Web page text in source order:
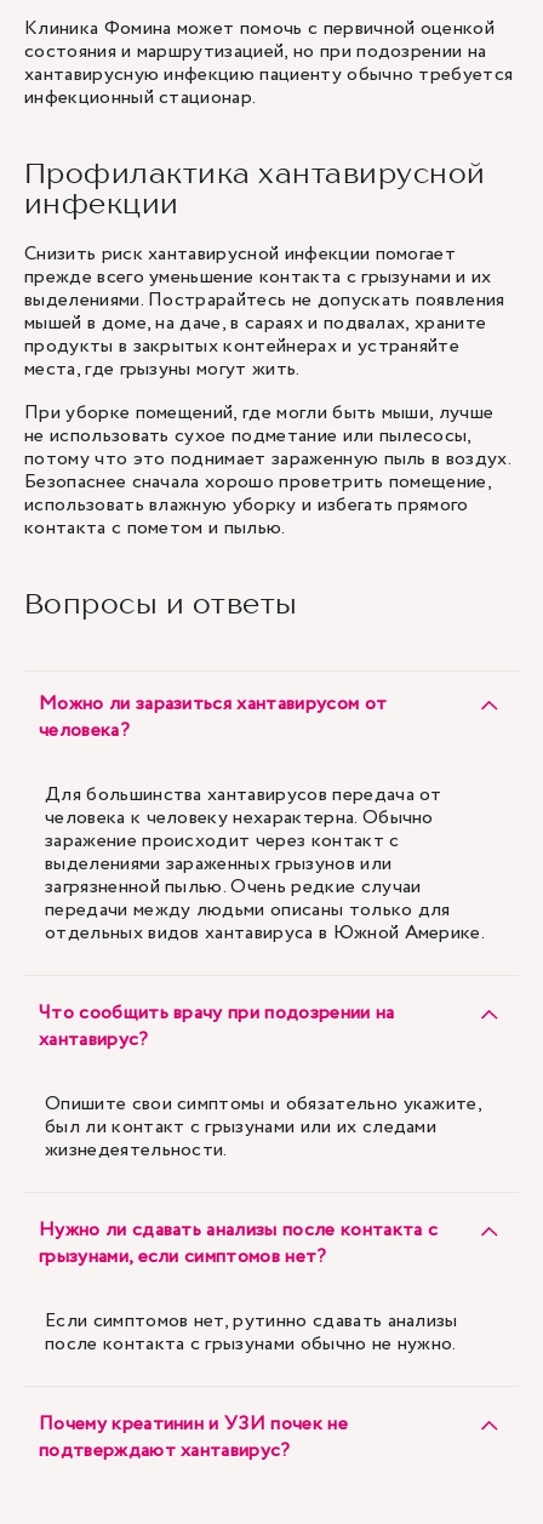
Клиника Фомина может помочь с первичной оценкой
состояния и маршрутизацией, но при подозрении на
хантавирусную инфекцию пациенту обычно требуется
инфекционный стационар.
Профилактика хантавирусной
инфекции
Снизить риск хантавирусной инфекции помогает
прежде всего уменьшение контакта с грызунами и их
выделениями. Пострарайтесь не допускать появления
мышей в доме, на даче, в сараях и подвалах, храните
продукты в закрытых контейнерах и устраняйте
места, где грызуны могут жить.
При уборке помещений, где могли быть мыши, лучше
не использовать сухое подметание или пылесосы,
потому что это поднимает зараженную пыль в воздух.
Безопаснее сначала хорошо проветрить помещение,
использовать влажную уборку и избегать прямого
контакта с пометом и пылью.
Вопросы и ответы
Можно ли заразиться хантавирусом от
человека?
Для большинства хантавирусов передача от
человека к человеку нехарактерна. Обычно
заражение происходит через контакт с
выделениями зараженных грызунов или
загрязненной пылью. Очень редкие случаи
передачи между людьми описаны только для
отдельных видов хантавируса в Южной Америке.
Что сообщить врачу при подозрении на
хантавирус?
Опишите свои симптомы и обязательно укажите,
был ли контакт с грызунами или их следами
жизнедеятельности.
Нужно ли сдавать анализы после контакта с
грызунами, если симптомов нет?
Если симптомов нет, рутинно сдавать анализы
после контакта с грызунами обычно не нужно.
Почему креатинин и УЗИ почек не
подтверждают хантавирус?